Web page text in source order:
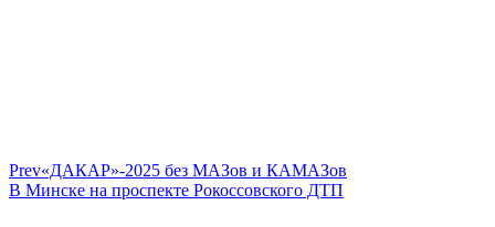
Prev«ДАКАР»-2025 без МАЗов и КАМАЗов
В Минске на проспекте Рокоссовского ДТП